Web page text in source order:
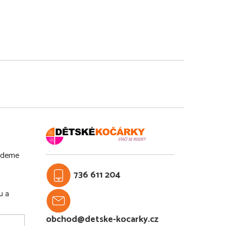
a
736 611 204
obchod@detske-kocarky.cz